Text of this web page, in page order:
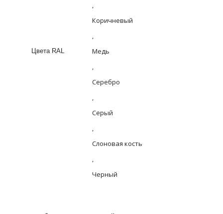
Цвета RAL
,
Коричневый
,
Медь
,
Серебро
,
Серый
,
Слоновая кость
,
Черный